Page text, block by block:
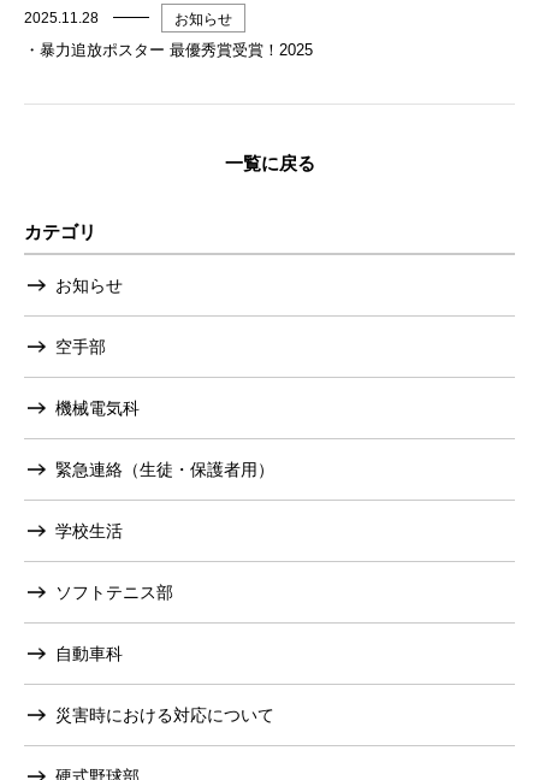
2025.11.28 お知らせ
・暴力追放ポスター 最優秀賞受賞！2025
一覧に戻る
カテゴリ
お知らせ
空手部
機械電気科
緊急連絡（生徒・保護者用）
学校生活
ソフトテニス部
自動車科
災害時における対応について